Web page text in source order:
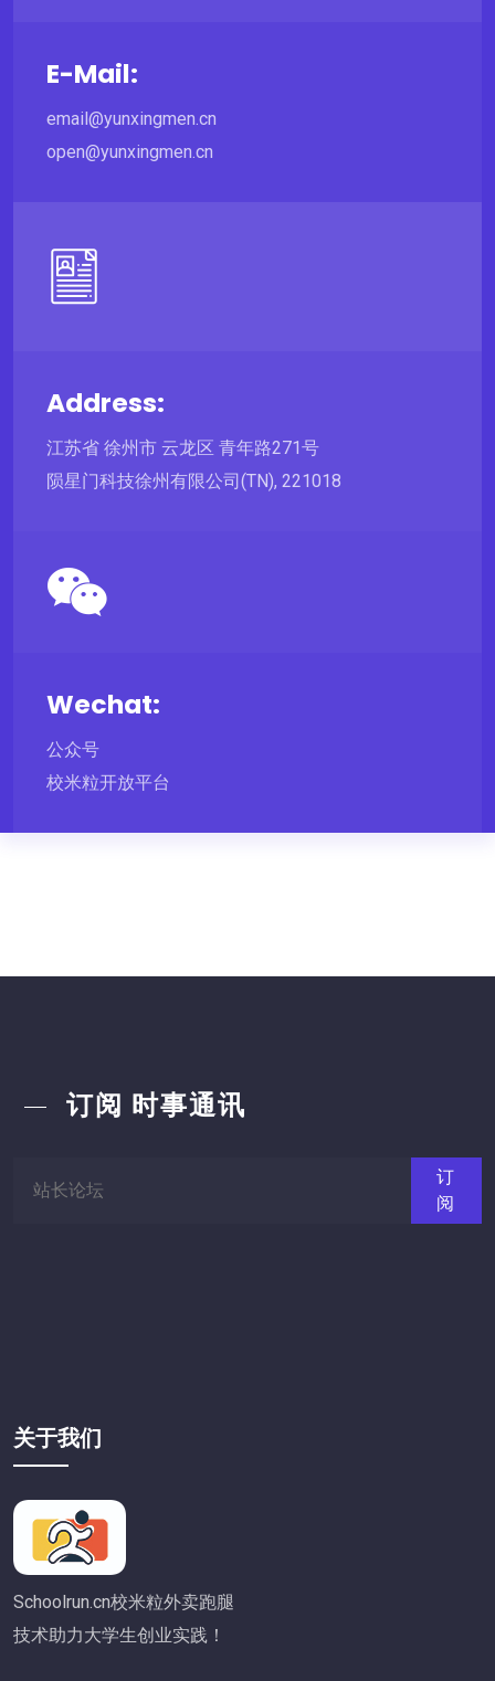
E-Mail:
email@yunxingmen.cn
open@yunxingmen.cn
Address:
江苏省 徐州市 云龙区 青年路271号
陨星门科技徐州有限公司(TN), 221018
Wechat:
公众号
校米粒开放平台
订阅 时事通讯
订
阅
关于我们
Schoolrun.cn校米粒外卖跑腿
技术助力大学生创业实践！